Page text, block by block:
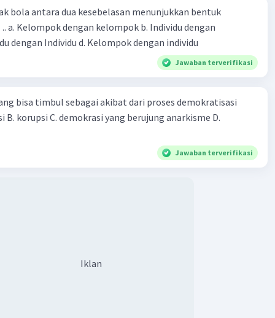
tentang dampak pencemaran udara.
dan Seminar:
workshop atau seminar tentang pentingnya
lingkungan atau pejabat terkait untuk memberikan
dan informasi yang lebih mendalam.
bola antara dua kesebelasan menunjukkan bentuk
kelompok c. Individu dengan Individu d. Kelompok dengan individu
Jawaban terverifikasi
bisa timbul sebagai akibat dari proses demokratisasi
B. korupsi C. demokrasi yang berujung anarkisme D.
Jawaban terverifikasi
Iklan